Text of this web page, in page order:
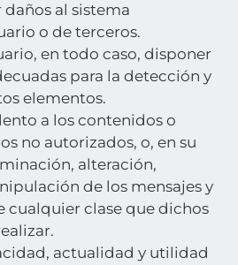
al sistema
o de terceros.
en todo caso, disponer
para la detección y
elementos.
a los contenidos o
no autorizados, o, en su
alteración,
de los mensajes y
cualquier clase que dichos
actualidad y utilidad